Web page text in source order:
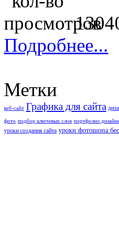
Подробнее...
Метки
веб-сайт Графика для сайта
фото подбор ключевых слов портфолио
уроки создания сайта уроки фотошопа